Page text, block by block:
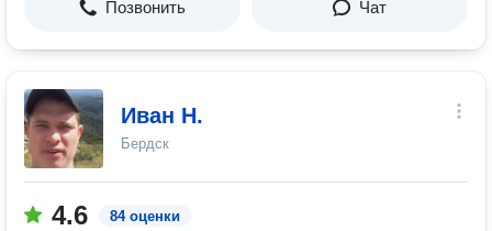
Позвонить Чат
Иван Н.
Бердск
4.6 84 оценки